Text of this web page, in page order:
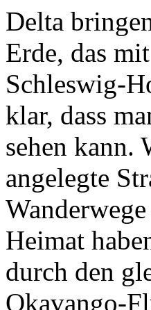
Delta
Erde, das
Schleswig-
klar, dass
sehen kann.
angelegte
Heimat
durch den
Okavango-